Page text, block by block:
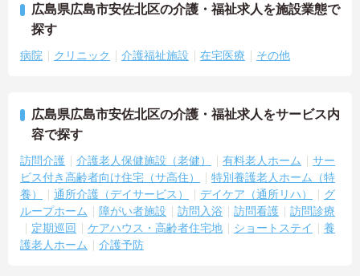
広島県広島市安佐北区の介護・福祉求人を施設業態で
探す
病院 クリニック 介護福祉施設 在宅医療 その他
広島県広島市安佐北区の介護・福祉求人をサービス内
容で探す
訪問介護 介護老人保健施設（老健） 有料老人ホーム
サー
ビス付き高齢者向け住宅（サ高住）
特別養護老人ホーム（特
養）
通所介護（デイサービス） デイケア（通所リハ）
グ
ループホーム
障がい者施設 訪問入浴 訪問看護
訪問診療
定期巡回
ケアハウス・高齢者住宅地 ショートステイ
養
護老人ホーム
介護予防